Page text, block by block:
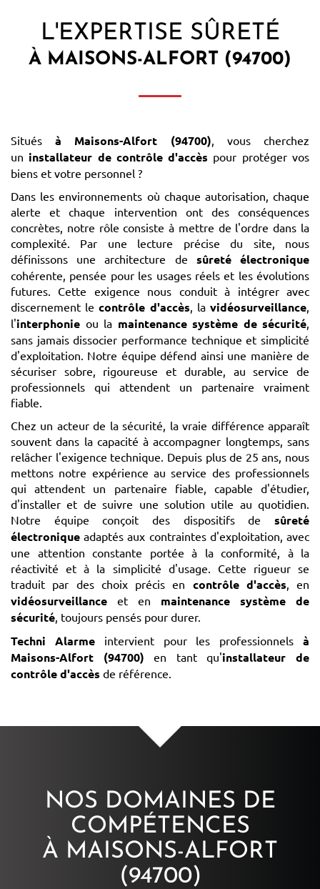
L'EXPERTISE SÛRETÉ
À MAISONS-ALFORT (94700)
Situésà Maisons-Alfort (94700) , vous cherchez
un installateur de contrôle d'accès pour protéger vos
biens et votre personnel ?
Dans les environnements où chaque autorisation, chaque
alerte et chaque intervention ont des conséquences
concrètes, notre rôle consiste à mettre de l'ordre dans la
complexité. Par une lecture précise du site, nous
définissons une architecture de sûreté électronique
cohérente, pensée pour les usages réels et les évolutions
futures. Cette exigence nous conduit à intégrer avec
discernement lecontrôle d'accès , lavidéosurveillance
l'interphonie ou la maintenance système de sécurité
sans jamais dissocier performance technique et simplicité
d'exploitation. Notre équipe défend ainsi une manière de
sécuriser sobre, rigoureuse et durable, au service de
professionnels qui attendent un partenaire vraiment
fiable.
Chez un acteur de la sécurité, la vraie différence apparaît
souvent dans la capacité à accompagner longtemps, sans
relâcher l'exigence technique. Depuis plus de 25 ans, nous
mettons notre expérience au service des professionnels
qui attendent un partenaire fiable, capable d'étudier,
d'installer et de suivre une solution utile au quotidien.
Notre équipe conçoit des dispositifs de sûreté
électronique adaptés aux contraintes d'exploitation, avec
une attention constante portée à la conformité, à la
réactivité et à la simplicité d'usage. Cette rigueur se
traduit par des choix précis en contrôle d'accès , en
vidéosurveillance et en maintenance système de
sécurité , toujours pensés pour durer.
Techni Alarmeintervient pour les professionnelsà
Maisons-Alfort (94700) en tant qu'installateur de
contrôle d'accès de référence.
NOS DOMAINES DE
COMPÉTENCES
À MAISONS-ALFORT
(94700)